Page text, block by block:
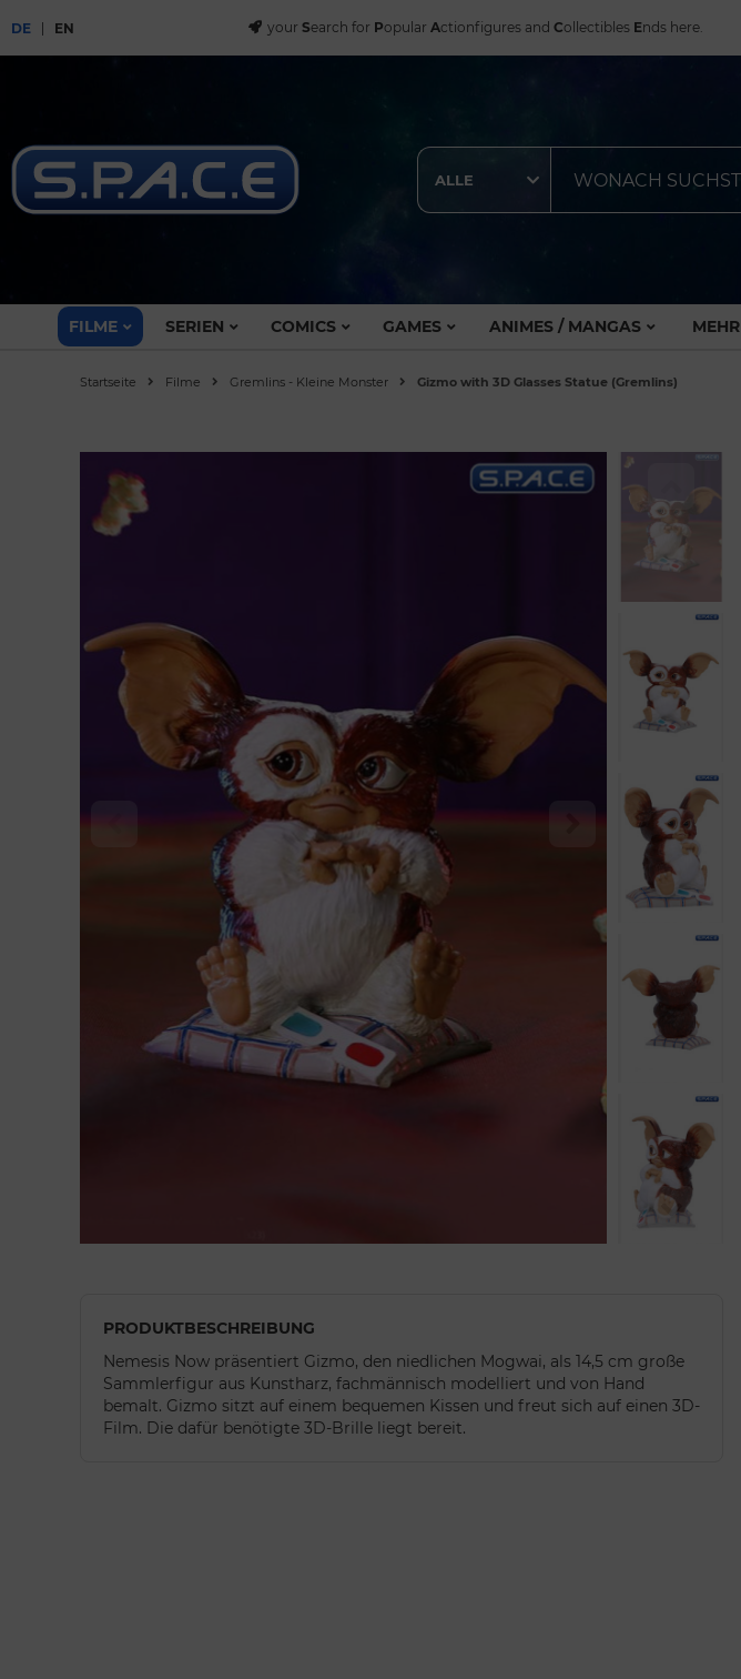
DE EN your Search for Popular Actionfigures and Collectibles Ends here.
ALLE
FILME SERIEN COMICS GAMES ANIMES / MANGAS MEHR
Startseite Filme Gremlins - Kleine Monster Gizmo with 3D Glasses Statue (Gremlins)
PRODUKTBESCHREIBUNG
Nemesis Now präsentiert Gizmo, den niedlichen Mogwai, als 14,5 cm große
Sammlerfigur aus Kunstharz, fachmännisch modelliert und von Hand
bemalt. Gizmo sitzt auf einem bequemen Kissen und freut sich auf einen 3D-
Film. Die dafür benötigte 3D-Brille liegt bereit.